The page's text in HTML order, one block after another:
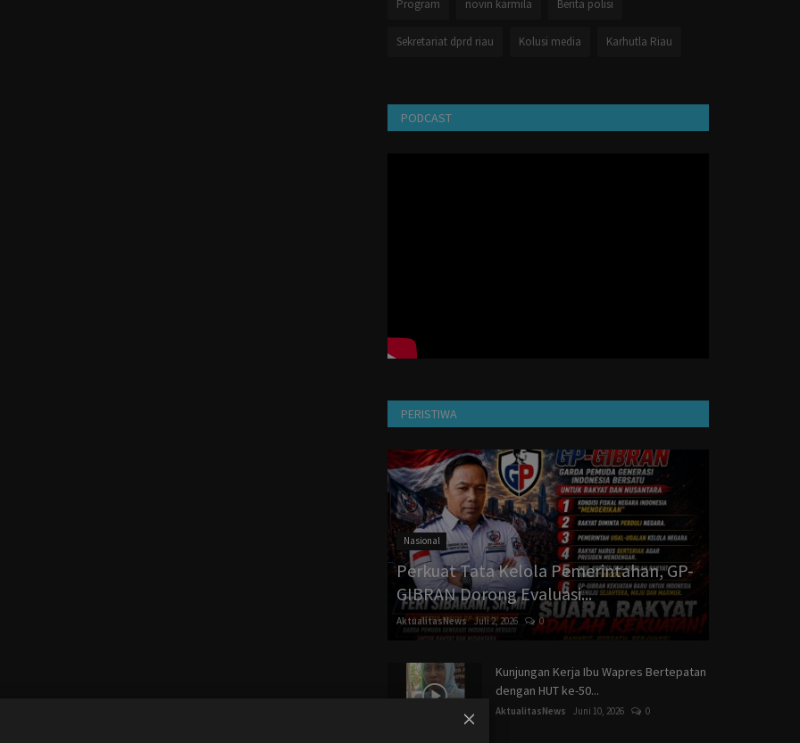
Program novin karmila Berita polisi
Sekretariat dprd riau Kolusi media Karhutla Riau
PODCAST
PERISTIWA
Nasional
Perkuat Tata Kelola Pemerintahan, GP-
GIBRAN Dorong Evaluasi...
AktualitasNews Juli 2, 2026 0
Kunjungan Kerja Ibu Wapres Bertepatan
dengan HUT ke-50...
AktualitasNews Juni 10, 2026 0